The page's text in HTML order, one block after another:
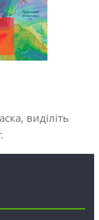
виділіть
.